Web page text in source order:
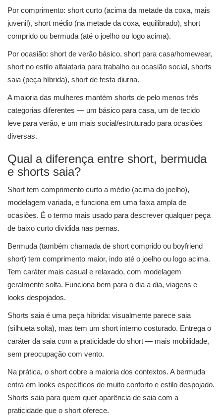
Por comprimento: short curto (acima da metade da coxa, mais
juvenil), short médio (na metade da coxa, equilibrado), short
comprido ou bermuda (até o joelho ou logo acima).
Por ocasião: short de verão básico, short para casa/homewear,
short no estilo alfaiataria para trabalho ou ocasião social, shorts
saia (peça híbrida), short de festa diurna.
A maioria das mulheres mantém shorts de pelo menos três
categorias diferentes — um básico para casa, um de tecido
leve para verão, e um mais social/estruturado para ocasiões
diversas.
Qual a diferença entre short, bermuda
e shorts saia?
Short tem comprimento curto a médio (acima do joelho),
modelagem variada, e funciona em uma faixa ampla de
ocasiões. É o termo mais usado para descrever qualquer peça
de baixo curto dividida nas pernas.
Bermuda (também chamada de short comprido ou boyfriend
short) tem comprimento maior, indo até o joelho ou logo acima.
Tem caráter mais casual e relaxado, com modelagem
geralmente solta. Funciona bem para o dia a dia, viagens e
looks despojados.
Shorts saia é uma peça híbrida: visualmente parece saia
(silhueta solta), mas tem um short interno costurado. Entrega o
caráter da saia com a praticidade do short — mais mobilidade,
sem preocupação com vento.
Na prática, o short cobre a maioria dos contextos. A bermuda
entra em looks específicos de muito conforto e estilo despojado.
Shorts saia para quem quer aparência de saia com a
praticidade que o short oferece.